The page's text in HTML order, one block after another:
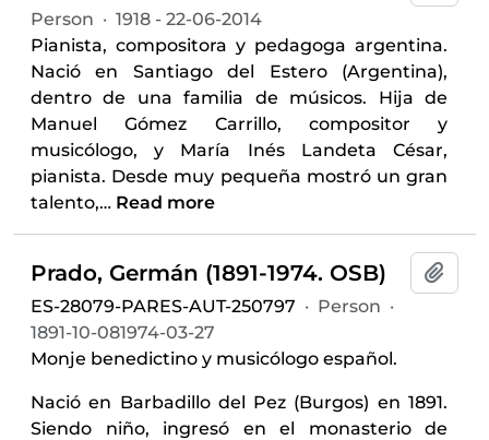
Person · 1918 - 22-06-2014
Pianista, compositora y pedagoga argentina.
Nació en Santiago del Estero (Argentina),
dentro de una familia de músicos. Hija de
Manuel Gómez Carrillo, compositor y
musicólogo, y María Inés Landeta César,
pianista. Desde muy pequeña mostró un gran
talento,… Read more
Prado, Germán (1891-1974. OSB)
ES-28079-PARES-AUT-250797 · Person ·
1891-10-081974-03-27
Monje benedictino y musicólogo español.
Nació en Barbadillo del Pez (Burgos) en 1891.
Siendo niño, ingresó en el monasterio de